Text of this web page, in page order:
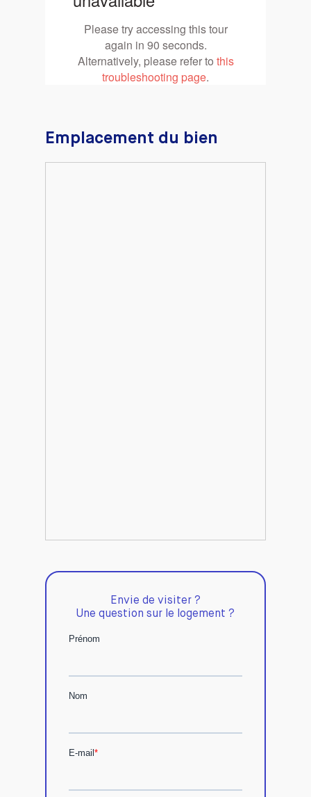
Emplacement du bien
Envie de visiter ?
Une question sur le logement ?